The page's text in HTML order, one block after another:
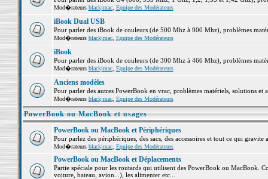
Mod�rateurs blackjmac, Equipe des Modérateurs
iBook Dual USB
Pour parler des iBook de couleurs (de 500 Mhz à 900 Mhz), problèmes
Mod�rateurs blackjmac, Equipe des Modérateurs
iBook
Pour parler des iBook de couleurs (de 300 Mhz à 466 Mhz), problèmes
Mod�rateurs blackjmac, Equipe des Modérateurs
Anciens modèles
Pour parler des autres PowerBook en vrac, problèmes matériels, solutions et
Mod�rateurs blackjmac, Equipe des Modérateurs
PowerBook ou MacBook et usages
PowerBook ou MacBook et Périphériques
Pour parlez des périphériques, des sacs, des accessoires et tout ce qui
Mod�rateurs blackjmac, Equipe des Modérateurs
PowerBook ou MacBook et Déplacements
Partie spéciale pour les routards qui utilisent des PowerBook ou MacBook.
voiture, bateau, avion...), les alimenter etc...